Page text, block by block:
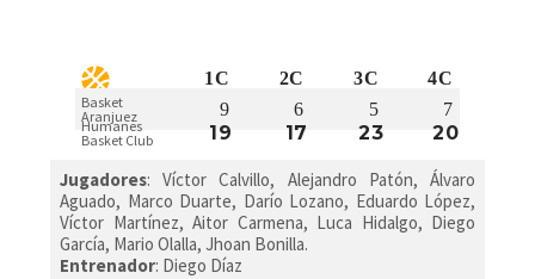
1C 2C 3C 4C
Basket
Aranjuez
9 6 5 7
Humanes
Basket Club
19 17 23 20
Jugadores: Víctor Calvillo, Alejandro Patón, Álvaro
Aguado, Marco Duarte, Darío Lozano, Eduardo López,
Víctor Martínez, Aitor Carmena, Luca Hidalgo, Diego
García, Mario Olalla, Jhoan Bonilla.
Entrenador: Diego Díaz